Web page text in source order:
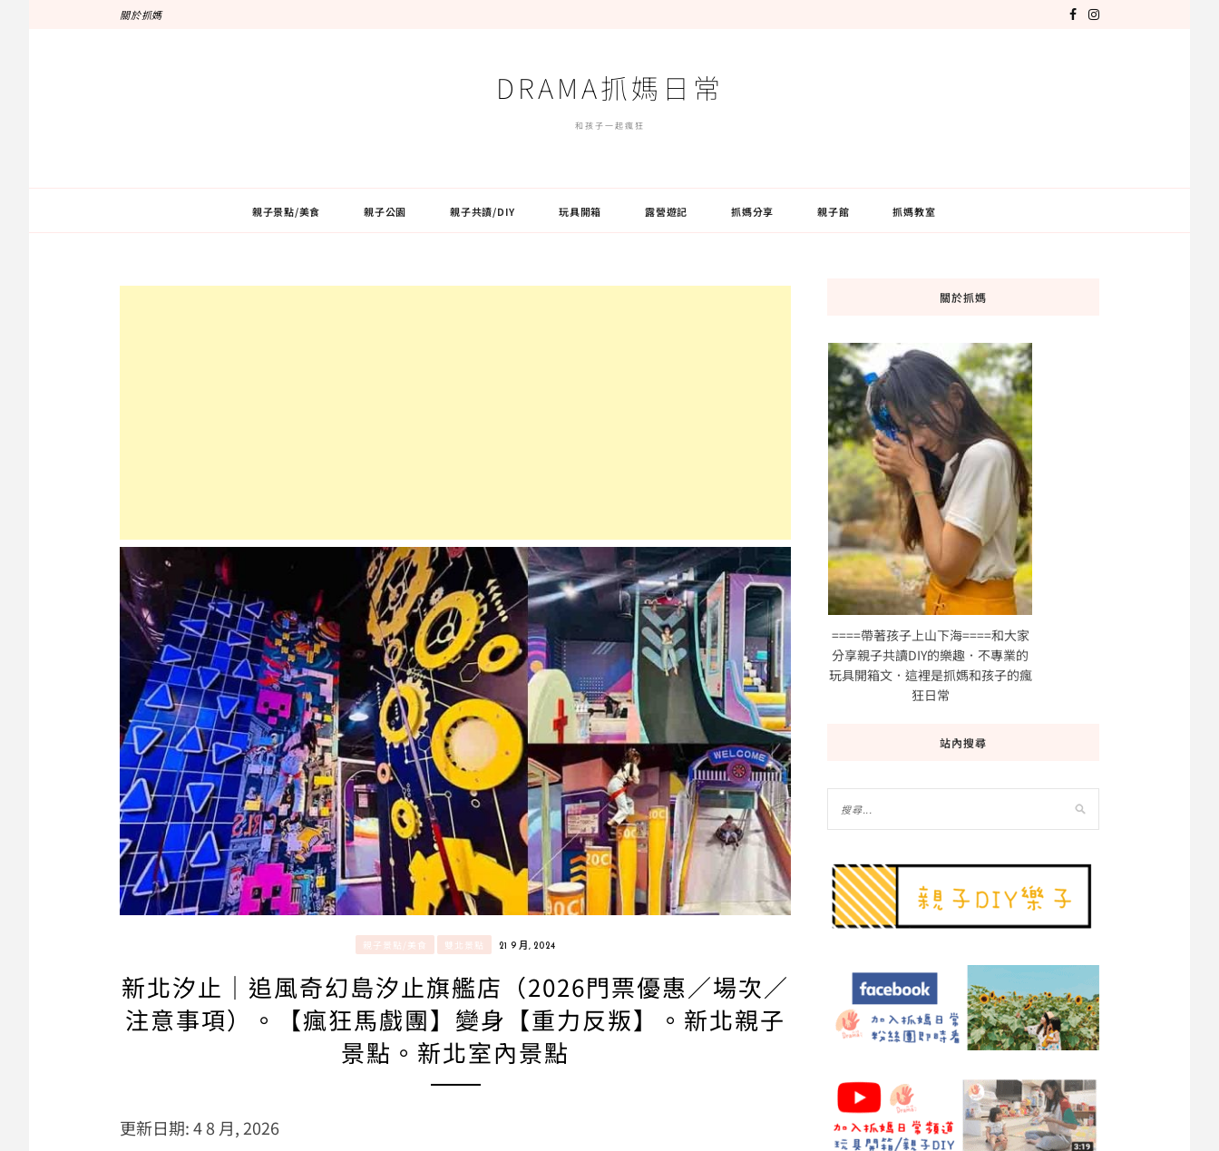
關於抓媽
DRAMA抓媽日常
和孩子一起瘋狂
親子景點/美食 親子公園 親子共讀/DIY 玩具開箱 露營遊記 抓媽分享 親子館 抓媽教室
親子景點/美食 雙北景點 21 9 月, 2024
新北汐止｜追風奇幻島汐止旗艦店（2026門票優惠／場次／
注意事項）。【瘋狂馬戲團】變身【重力反叛】。新北親子
景點。新北室內景點
更新日期: 4 8 月, 2026
關於抓媽
====帶著孩子上山下海====和大家
分享親子共讀DIY的樂趣．不專業的
玩具開箱文．這裡是抓媽和孩子的瘋
狂日常
站內搜尋